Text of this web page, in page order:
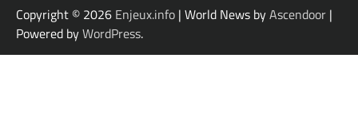
Copyright © 2026 Enjeux.info | World News byAscendoor |
Powered byWordPress.